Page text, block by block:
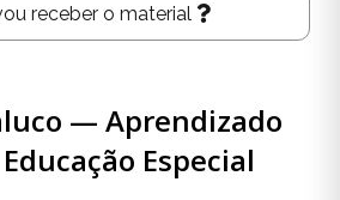
receber o material
— Aprendizado
Especial